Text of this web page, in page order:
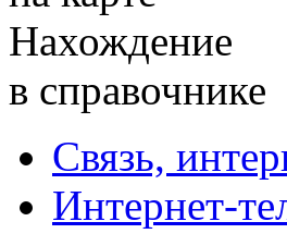
Нахождение
в справочнике
Связь,
Интернет-